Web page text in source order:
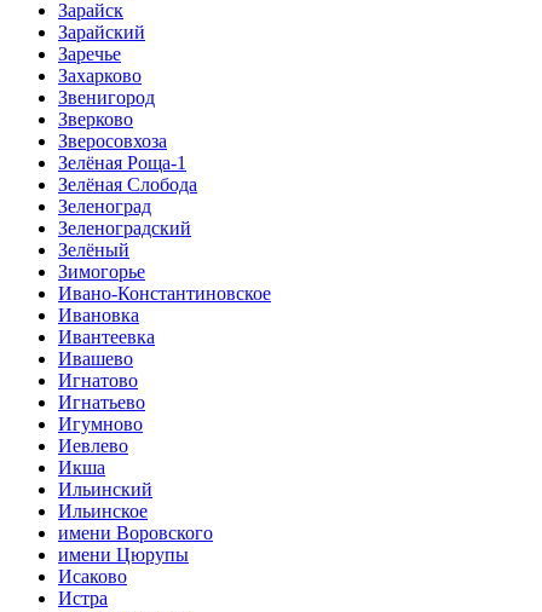
Зарайск
Зарайский
Заречье
Захарково
Звенигород
Зверково
Зверосовхоза
Зелёная Роща-1
Зелёная Слобода
Зеленоград
Зеленоградский
Зелёный
Зимогорье
Ивано-Константиновское
Ивановка
Ивантеевка
Ивашево
Игнатово
Игнатьево
Игумново
Иевлево
Икша
Ильинский
Ильинское
имени Воровского
имени Цюрупы
Исаково
Истра